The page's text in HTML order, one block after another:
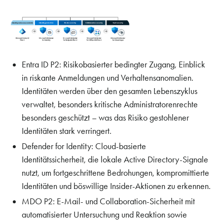
Entra ID P2: Risikobasierter bedingter Zugang, Einblick
in riskante Anmeldungen und Verhaltensanomalien.
Identitäten werden über den gesamten Lebenszyklus
verwaltet, besonders kritische Administratorenrechte
besonders geschützt – was das Risiko gestohlener
Identitäten stark verringert.
Defender for Identity: Cloud-basierte
Identitätssicherheit, die lokale Active Directory-Signale
nutzt, um fortgeschrittene Bedrohungen, kompromittierte
Identitäten und böswillige Insider-Aktionen zu erkennen.
MDO P2: E-Mail- und Collaboration-Sicherheit mit
automatisierter Untersuchung und Reaktion sowie